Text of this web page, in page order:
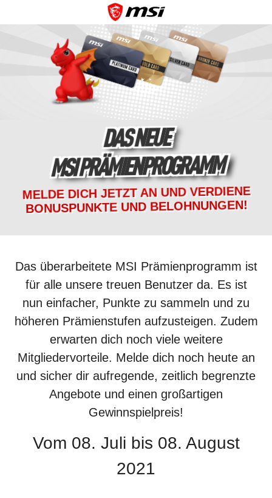
DAS NEUE
MSI PRÄMIENPROGRAMM
MELDE DICH JETZT AN UND VERDIENE
BONUSPUNKTE UND BELOHNUNGEN!
Das überarbeitete MSI Prämienprogramm ist
für alle unsere treuen Benutzer da. Es ist
nun einfacher, Punkte zu sammeln und zu
höheren Prämienstufen aufzusteigen. Zudem
erwarten dich noch viele weitere
Mitgliedervorteile. Melde dich noch heute an
und sicher dir aufregende, zeitlich begrenzte
Angebote und einen großartigen
Gewinnspielpreis!
Vom 08. Juli bis 08. August
2021